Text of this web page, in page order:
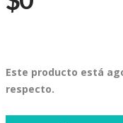
Este producto está
respecto.